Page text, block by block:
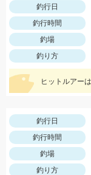
釣行日
釣行時間
釣場
釣り方
釣行日
釣行時間
釣場
釣り方